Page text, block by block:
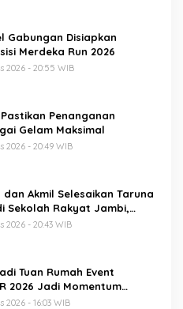
Gabungan Disiapkan
Merdeka Run 2026
2026 - 20:55 WIB
Penanganan
Gelam Maksimal
2026 - 20:49 WIB
Akmil Selesaikan Taruna
Sekolah Rakyat Jambi,
Aman dan Lancar
2026 - 20:43 WIB
Tuan Rumah Event
2026 Jadi Momentum
2026 - 16:03 WIB